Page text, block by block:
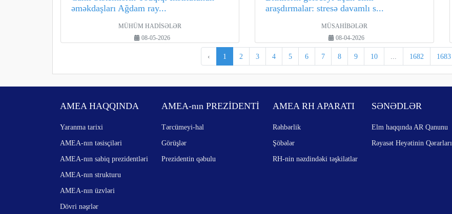
əməkdaşları Ağdam ray...
MÜHÜM HADİSƏLƏR
08-05-2026
araşdırmalar: stresə davamlı s...
MÜSAHİBƏLƏR
08-04-2026
‹ 1 2 3 4 5 6 7 8 9 10 1682 1683
AMEA HAQQINDA
Yaranma tarixi
AMEA-nın təsisçiləri
AMEA-nın sabiq prezidentləri
AMEA-nın strukturu
AMEA-nın üzvləri
Dövri nəşrlər
AMEA-nın PREZİDENTİ
Tərcümeyi-hal
Görüşlər
Prezidentin qəbulu
AMEA RH APARATI
Rəhbərlik
Şöbələr
RH-nin nəzdindəki təşkilatlar
SƏNƏDLƏR
Elm haqqında AR Qanunu
Rəyasət Heyətinin Qərarları